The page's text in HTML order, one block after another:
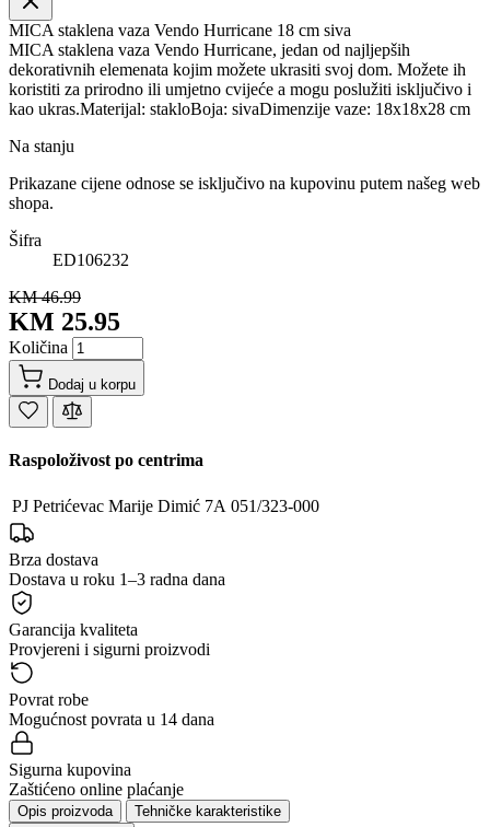
MICA staklena vaza Vendo Hurricane 18 cm siva
MICA staklena vaza Vendo Hurricane, jedan od najljepših
dekorativnih elemenata kojim možete ukrasiti svoj dom. Možete ih
koristiti za prirodno ili umjetno cvijeće a mogu poslužiti isključivo i
kao ukras.Materijal: stakloBoja: sivaDimenzije vaze: 18x18x28 cm
Na stanju
Prikazane cijene odnose se isključivo na kupovinu putem našeg web
shopa.
Šifra
ED106232
KM 46.99
KM 25.95
Količina
Dodaj u korpu
Raspoloživost po centrima
PJ Petrićevac Marije Dimić 7A 051/323-000
Brza dostava
Dostava u roku 1–3 radna dana
Garancija kvaliteta
Provjereni i sigurni proizvodi
Povrat robe
Mogućnost povrata u 14 dana
Sigurna kupovina
Zaštićeno online plaćanje
Opis proizvoda
Tehničke karakteristike